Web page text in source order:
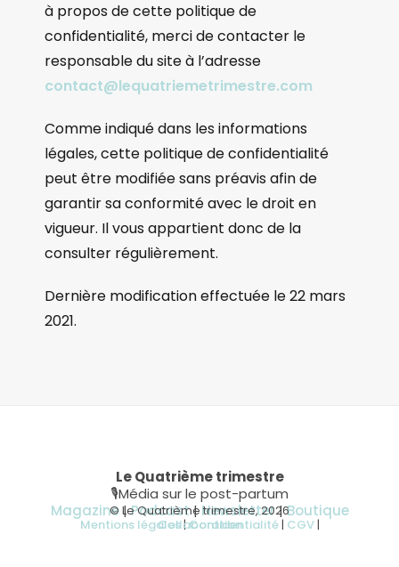
à propos de cette politique de
confidentialité, merci de contacter le
responsable du site à l’adresse
contact@lequatriemetrimestre.com
Comme indiqué dans les informations
légales, cette politique de confidentialité
peut être modifiée sans préavis afin de
garantir sa conformité avec le droit en
vigueur. Il vous appartient donc de la
consulter régulièrement.
Dernière modification effectuée le 22 mars
2021.
Le Quatrième trimestre
🎙Média sur le post-partum
Magazine|Podcast|Newsletter|Boutique
© Le Quatrième trimestre, 2026
Mentions légales|Confidentialité| CGV|
Collaboration